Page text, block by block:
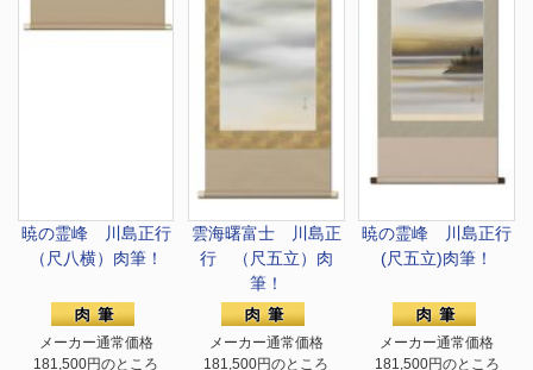
暁の霊峰 川島正行
（尺八横）肉筆！
メーカー通常価格
181,500円のところ
雲海曙富士 川島正
行 （尺五立）肉
筆！
メーカー通常価格
181,500円のところ
暁の霊峰 川島正行
(尺五立)肉筆！
メーカー通常価格
181,500円のところ